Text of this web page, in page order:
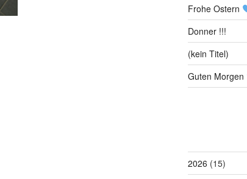
Frohe Ostern
Donner !!!
(kein Titel)
Guten Morgen
2026 (15)